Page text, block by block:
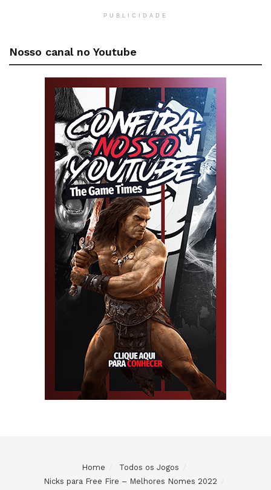
PUBLICIDADE
Nosso canal no Youtube
Home
Todos os Jogos
Nicks para Free Fire – Melhores Nomes 2022